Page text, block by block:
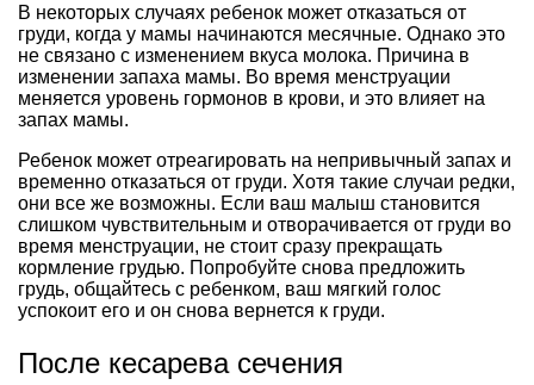
В некоторых случаях ребенок может отказаться от
груди, когда у мамы начинаются месячные. Однако это
не связано с изменением вкуса молока. Причина в
изменении запаха мамы. Во время менструации
меняется уровень гормонов в крови, и это влияет на
запах мамы.
Ребенок может отреагировать на непривычный запах и
временно отказаться от груди. Хотя такие случаи редки,
они все же возможны. Если ваш малыш становится
слишком чувствительным и отворачивается от груди во
время менструации, не стоит сразу прекращать
кормление грудью. Попробуйте снова предложить
грудь, общайтесь с ребенком, ваш мягкий голос
успокоит его и он снова вернется к груди.
После кесарева сечения